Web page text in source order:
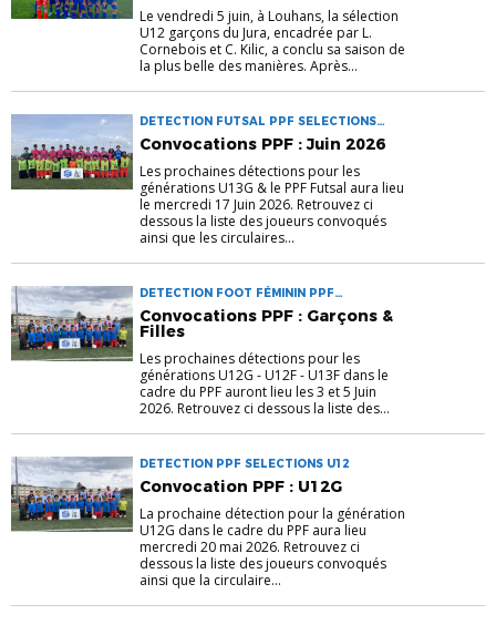
Le vendredi 5 juin, à Louhans, la sélection
U12 garçons du Jura, encadrée par L.
Cornebois et C. Kilic, a conclu sa saison de
la plus belle des manières. Après...
DETECTION FUTSAL PPF SELECTIONS
TECHNIQUE U13
Convocations PPF : Juin 2026
Les prochaines détections pour les
générations U13G & le PPF Futsal aura lieu
le mercredi 17 Juin 2026. Retrouvez ci
dessous la liste des joueurs convoqués
ainsi que les circulaires...
DETECTION FOOT FÉMININ PPF
SELECTIONS
Convocations PPF : Garçons &
Filles
Les prochaines détections pour les
générations U12G - U12F - U13F dans le
cadre du PPF auront lieu les 3 et 5 Juin
2026. Retrouvez ci dessous la liste des...
DETECTION PPF SELECTIONS U12
Convocation PPF : U12G
La prochaine détection pour la génération
U12G dans le cadre du PPF aura lieu
mercredi 20 mai 2026. Retrouvez ci
dessous la liste des joueurs convoqués
ainsi que la circulaire...